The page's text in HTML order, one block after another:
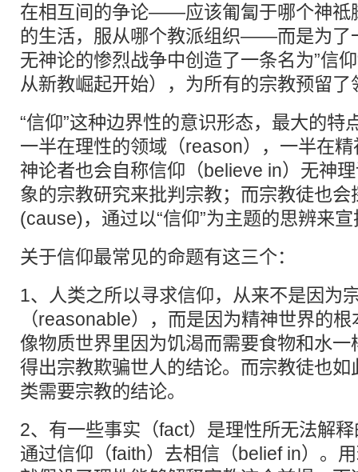
在相互间的争论——应该匍匐于哪个神祗
的生活，服从哪个教派组织——而是为了
无神论的惨烈战争中创造了一条名为”信
从新教崛起开始），为所有的宗教预留了
“信仰”这种边界性的意识形态，最大的特
一半在理性的领域（reason），一半在
神论者也会自称信仰（believe in）无神
象的宗教研究来批判宗教；而宗教徒也会
(cause)，通过以“信仰”为主题的思辨来
关于信仰最常见的命题有这三个：
1、人类之所以寻求信仰，从来不是因为
（reasonable），而是因为精神世界的
像物质世界里因为饥渴而需要食物和水
得出宗教欺骗世人的结论。而宗教徒也
类需要宗教的结论。
2、有一些事实（fact）是理性所无法解
通过信仰（faith）去相信（belief in）。